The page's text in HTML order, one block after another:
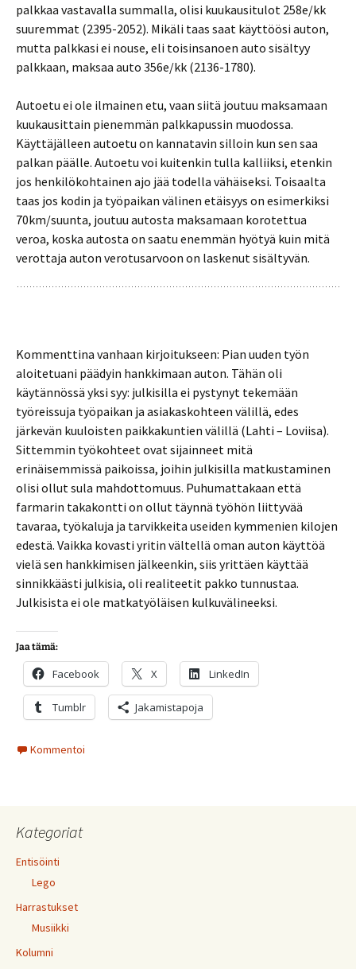
palkkaa vastavalla summalla, olisi kuukausitulot 258e/kk
suuremmat (2395-2052). Mikäli taas saat käyttöösi auton,
mutta palkkasi ei nouse, eli toisinsanoen auto sisältyy
palkkaan, maksaa auto 356e/kk (2136-1780).
Autoetu ei ole ilmainen etu, vaan siitä joutuu maksamaan
kuukausittain pienemmän palkkapussin muodossa.
Käyttäjälleen autoetu on kannatavin silloin kun sen saa
palkan päälle. Autoetu voi kuitenkin tulla kalliiksi, etenkin
jos henkilökohtainen ajo jää todella vähäiseksi. Toisaalta
taas jos kodin ja työpaikan välinen etäisyys on esimerkiksi
70km/suunta, joutuu autosta maksamaan korotettua
veroa, koska autosta on saatu enemmän hyötyä kuin mitä
verottaja auton verotusarvoon on laskenut sisältyvän.
Kommenttina vanhaan kirjoitukseen: Pian uuden työn
aloitetuani päädyin hankkimaan auton. Tähän oli
käytännössä yksi syy: julkisilla ei pystynyt tekemään
työreissuja työpaikan ja asiakaskohteen välillä, edes
järkevän kuuloisten paikkakuntien välillä (Lahti – Loviisa).
Sittemmin työkohteet ovat sijainneet mitä
erinäisemmissä paikoissa, joihin julkisilla matkustaminen
olisi ollut sula mahdottomuus. Puhumattakaan että
farmarin takakontti on ollut täynnä työhön liittyvää
tavaraa, työkaluja ja tarvikkeita useiden kymmenien kilojen
edestä. Vaikka kovasti yritin vältellä oman auton käyttöä
vielä sen hankkimisen jälkeenkin, siis yrittäen käyttää
sinnikkäästi julkisia, oli realiteetit pakko tunnustaa.
Julkisista ei ole matkatyöläisen kulkuvälineeksi.
Jaa tämä:
Facebook X LinkedIn
Tumblr Jakamistapoja
Kommentoi
Kategoriat
Entisöinti
Lego
Harrastukset
Musiikki
Kolumni